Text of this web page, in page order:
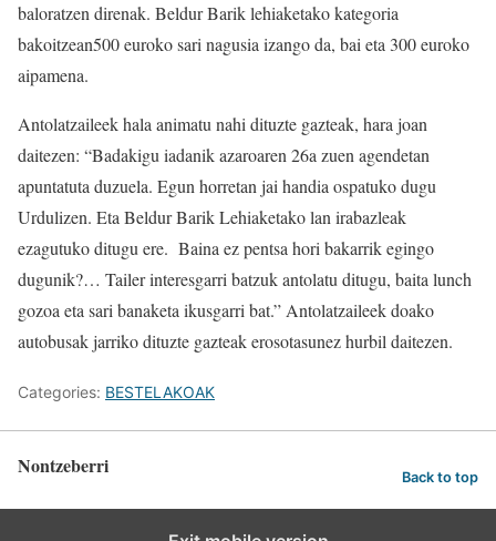
baloratzen direnak. Beldur Barik lehiaketako kategoria
bakoitzean500 euroko sari nagusia izango da, bai eta 300 euroko
aipamena.
Antolatzaileek hala animatu nahi dituzte gazteak, hara joan
daitezen: “Badakigu iadanik azaroaren 26a zuen agendetan
apuntatuta duzuela. Egun horretan jai handia ospatuko dugu
Urdulizen. Eta Beldur Barik Lehiaketako lan irabazleak
ezagutuko ditugu ere. Baina ez pentsa hori bakarrik egingo
dugunik?… Tailer interesgarri batzuk antolatu ditugu, baita lunch
gozoa eta sari banaketa ikusgarri bat.” Antolatzaileek doako
autobusak jarriko dituzte gazteak erosotasunez hurbil daitezen.
Categories: BESTELAKOAK
Nontzeberri Back to top